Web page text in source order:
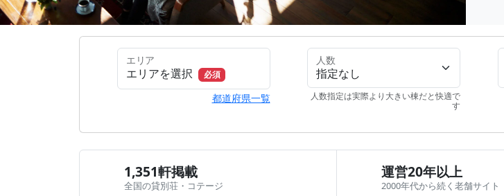
エリアを選択 必須
エリア
都道府県一覧
人数
人数指定は実際より大きい棟だと快適で
す
1,351軒掲載
全国の貸別荘・コテージ
運営20年以上
2000年代から続く老舗サイト